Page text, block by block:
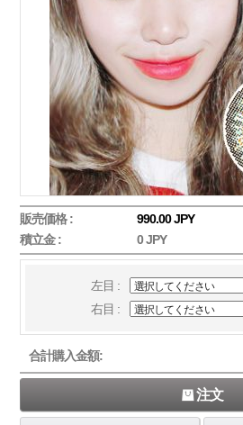
販売価格 :
990.00 JPY
積立金 :
0 JPY
左目 :
右目 :
合計購入金額:
注文